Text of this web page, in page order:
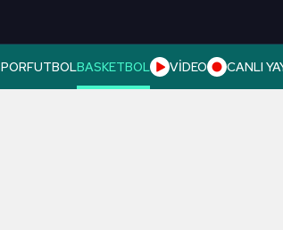
FUTBOLBASKETBOL VİDEO CANLI